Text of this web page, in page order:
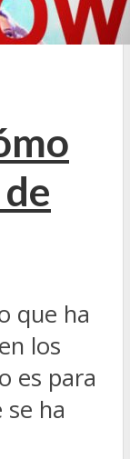
que ha
los
es para
ha